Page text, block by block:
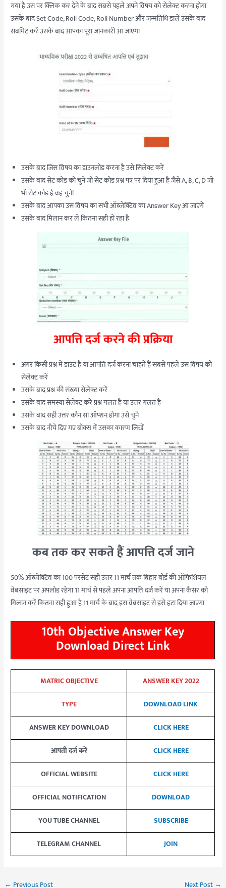
गया है उस पर क्लिक कर देने के बाद सबसे पहले अपने विषय को सेलेक्ट करना होगा
उसके बाद Set Code, Roll Code, Roll Number और जन्मतिथि डालें उसके बाद
सबमिट करें उसके बाद आपका पूरा जानकारी आ जाएगा
उसके बाद जिस विषय का डाउनलोड करना है उसे सिलेक्ट करें
उसके बाद सेट कोड को चुने जो सेट कोड प्रश्न पत्र पर दिया हुआ है जैसे A, B, C, D जो
भी सेट कोड है वह चुने!
उसके बाद आपका उस विषय का सभी ऑब्जेक्टिव का Answer Key आ जाएंगे
उसके बाद मिलान कर ले कितना सही हो रहा है
आपत्ति दर्ज करने की प्रक्रिया
अगर किसी प्रश्न में डाउट है या आपत्ति दर्ज करना चाहते हैं सबसे पहले उस विषय को
सेलेक्ट करें
उसके बाद प्रश्न की संख्या सेलेक्ट करें
उसके बाद समस्या सेलेक्ट करें प्रश्न गलत है या उत्तर गलत है
उसके बाद सही उत्तर कौन सा ऑप्शन होगा उसे चुने
उसके बाद नीचे दिए गए बॉक्स में उसका कारण लिखें
कब तक कर सकते हैं आपत्ति दर्ज जाने
50% ऑब्जेक्टिव का 100 परसेंट सही उत्तर 11 मार्च तक बिहार बोर्ड की ऑफिशियल
वेबसाइट पर अपलोड रहेगा 11 मार्च से पहले अपना आपत्ति दर्ज करें या अपना कैंसर को
मिलान करें कितना सही हुआ है 11 मार्च के बाद इस वेबसाइट से इसे हटा दिया जाएगा
10th Objective Answer Key
Download Direct Link
MATRIC OBJECTIVE ANSWER KEY 2022
TYPE DOWNLOAD LINK
ANSWER KEY DOWNLOAD CLICK HERE
आपती दर्ज करें CLICK HERE
OFFICIAL WEBSITE CLICK HERE
OFFICIAL NOTIFICATION DOWNLOAD
YOU TUBE CHANNEL SUBSCRIBE
TELEGRAM CHANNEL JOIN
← Previous Post Next Post →